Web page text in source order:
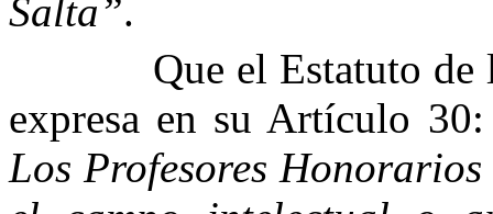
Salta”.
Que el Estatuto
expresa en su Artículo
Los Profesores